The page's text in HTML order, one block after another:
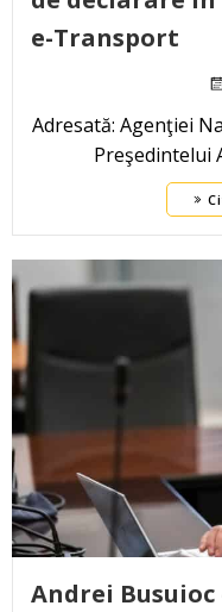
e-Transport
Adresată: Agenţiei
Preşedintelui
Andrei